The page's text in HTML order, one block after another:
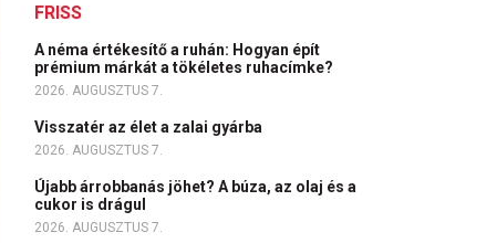
FRISS
A néma értékesítő a ruhán: Hogyan épít
prémium márkát a tökéletes ruhacímke?
2026. AUGUSZTUS 7.
Visszatér az élet a zalai gyárba
2026. AUGUSZTUS 7.
Újabb árrobbanás jöhet? A búza, az olaj és a
cukor is drágul
2026. AUGUSZTUS 7.